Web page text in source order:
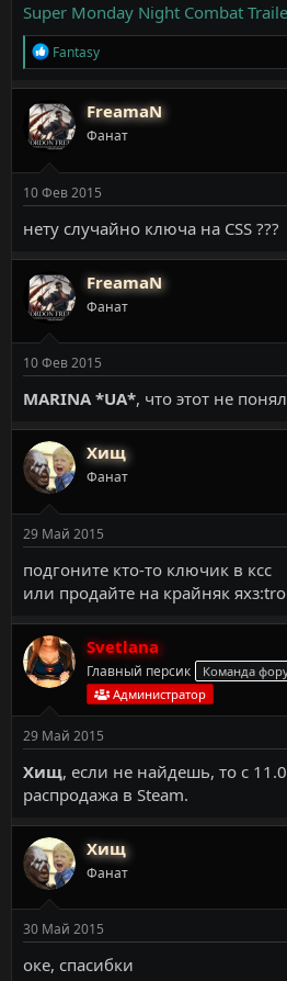
Super Monday Night Combat
Р
е
а
к
ц
и
и
Fantasy
FreamaN
Фанат
10 Фев 2015
нету случайно ключа на CSS ???
FreamaN
Фанат
10 Фев 2015
MARINA *UA*, что этот не
Хищ
Фанат
29 Май 2015
подгоните кто-то ключик в ксс
или продайте на крайняк
Svetlana
Главный персик
Команда
Администратор
29 Май 2015
Хищ, если не найдешь, то с
распродажа в Steam.
Хищ
Фанат
30 Май 2015
оке, спасибки